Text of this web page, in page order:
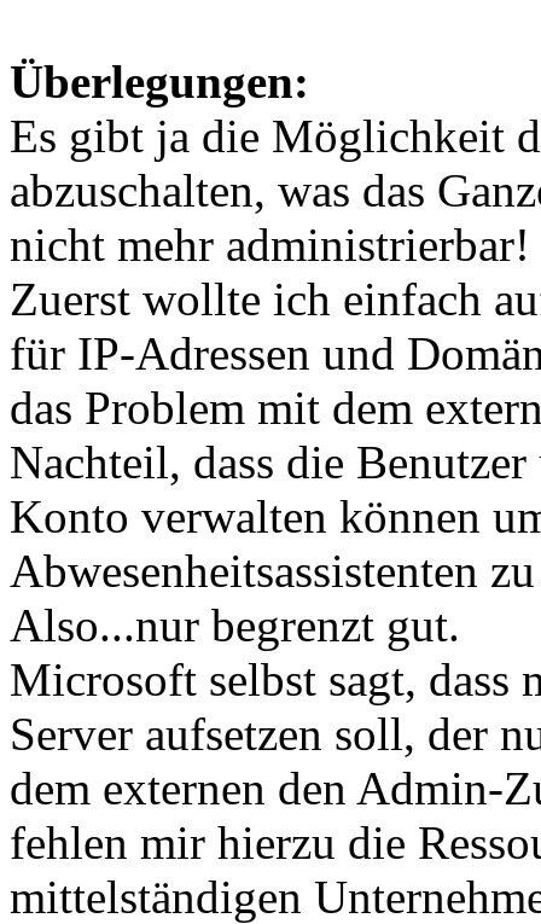
Überlegungen:
Es gibt ja die Möglichkeit
abzuschalten, was das
nicht mehr administrierbar!
Zuerst wollte ich einfach
für IP-Adressen und
das Problem mit dem
Nachteil, dass die
Konto verwalten können
Abwesenheitsassistenten
Also...nur begrenzt gut.
Microsoft selbst sagt, dass
Server aufsetzen soll, der
dem externen den Admin-
fehlen mir hierzu die
mittelständigen